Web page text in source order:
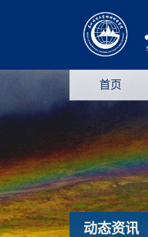
首页
动态资讯